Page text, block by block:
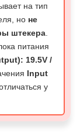
на тип
но не
штекера
питания
19.5V /
Input
у